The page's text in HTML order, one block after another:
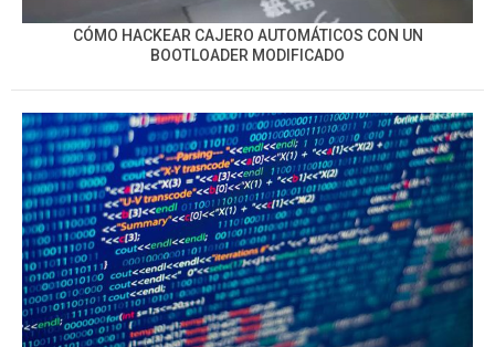
CÓMO HACKEAR CAJERO AUTOMÁTICOS CON UN
BOOTLOADER MODIFICADO